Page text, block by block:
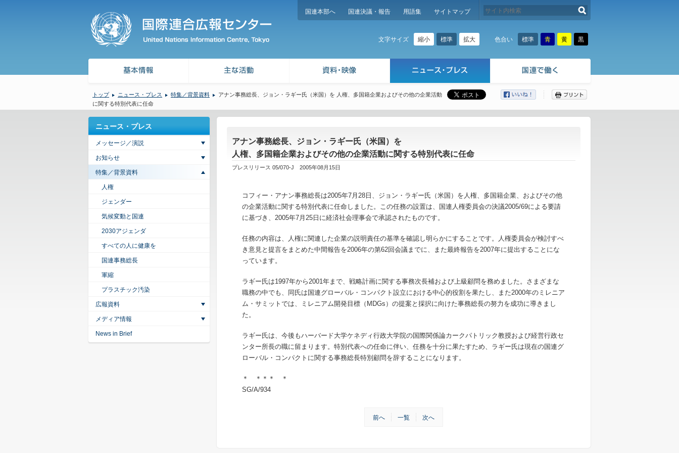
国連本部へ 国連決議・報告 用語集 サイトマップ
文字サイズ 縮小 標準 拡大 色合い 標準 青 黄 黒
トップ ニュース・プレス 特集／背景資料
アナン事務総長、ジョン・ラギー氏（米国）を 人権、多国籍企業およびその他の企業活動
に関する特別代表に任命
アナン事務総長、ジョン・ラギー氏（米国）を
人権、多国籍企業およびその他の企業活動に関する特別代表に任命
プレスリリース 05/070-J 2005年08月15日
コフィー・アナン事務総長は2005年7月28日、ジョン・ラギー氏（米国）を人権、多国籍企業、およびその他
の企業活動に関する特別代表に任命しました。この任務の設置は、国連人権委員会の決議2005/69による要請
に基づき、2005年7月25日に経済社会理事会で承認されたものです。
任務の内容は、人権に関連した企業の説明責任の基準を確認し明らかにすることです。人権委員会が検討すべ
き意見と提言をまとめた中間報告を2006年の第62回会議までに、また最終報告を2007年に提出することにな
っています。
ラギー氏は1997年から2001年まで、戦略計画に関する事務次長補および上級顧問を務めました。さまざまな
職務の中でも、同氏は国連グローバル・コンパクト設立における中心的役割を果たし、また2000年のミレニア
ム・サミットでは、ミレニアム開発目標（MDGs）の提案と採択に向けた事務総長の努力を成功に導きまし
た。
ラギー氏は、今後もハーバード大学ケネディ行政大学院の国際関係論カークパトリック教授および経営行政セ
ンター所長の職に留まります。特別代表への任命に伴い、任務を十分に果たすため、ラギー氏は現在の国連グ
ローバル・コンパクトに関する事務総長特別顧問を辞することになります。
＊ ＊＊＊ ＊
SG/A/934
前へ 一覧 次へ
ニュース・プレス
メッセージ／演説
お知らせ
特集／背景資料
人権
ジェンダー
気候変動と国連
2030アジェンダ
すべての人に健康を
国連事務総長
軍縮
プラスチック汚染
広報資料
メディア情報
News in Brief